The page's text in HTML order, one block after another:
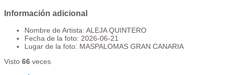
Información adicional
Nombre de Artista: ALEJA QUINTERO
Fecha de la foto: 2026-06-21
Lugar de la foto: MASPALOMAS GRAN CANARIA
Visto 66 veces